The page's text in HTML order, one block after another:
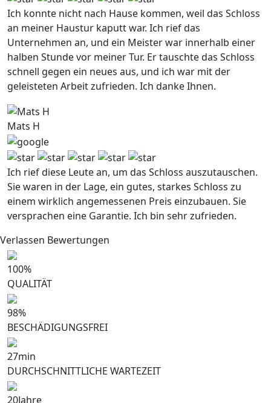
Ich konnte nicht nach Hause kommen, weil das Schloss
an meiner Haustur kaputt war. Ich rief das
Unternehmen an, und ein Meister war innerhalb einer
halben Stunde vor meiner Tur. Er tauschte das Schloss
schnell gegen ein neues aus, und ich war mit der
geleisteten Arbeit zufrieden. Ich danke Ihnen.
Mats H
Ich rief diese Leute an, um das Schloss auszutauschen.
Sie waren in der Lage, ein gutes, starkes Schloss zu
einem wirklich angemessenen Preis einzubauen. Sie
versprachen eine Garantie. Ich bin sehr zufrieden.
Verlassen Bewertungen
100%
QUALITÄT
98%
BESCHÄDIGUNGSFREI
27min
DURCHSCHNITTLICHE WARTEZEIT
20Jahre